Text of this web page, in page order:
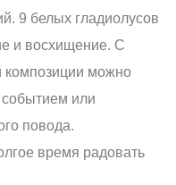
9 белых гладиолусов
и восхищение. С
композиции можно
или
повода.
время радовать